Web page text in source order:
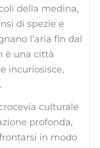
della medina,
di spezie e
l’aria fin dal
è una città
incuriosisce,
culturale
profonda,
in modo